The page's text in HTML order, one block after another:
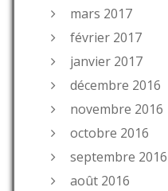
mars 2017
février 2017
janvier 2017
décembre 2016
novembre 2016
octobre 2016
septembre 2016
août 2016